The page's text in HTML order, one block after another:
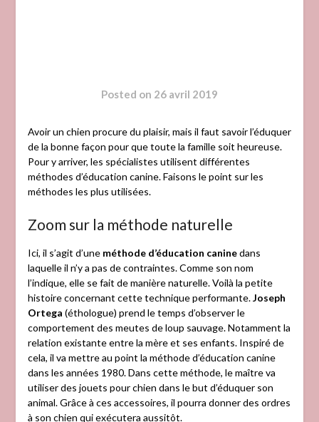
Posted on 26 avril 2019
Avoir un chien procure du plaisir, mais il faut savoir l’éduquer
de la bonne façon pour que toute la famille soit heureuse.
Pour y arriver, les spécialistes utilisent différentes
méthodes d’éducation canine. Faisons le point sur les
méthodes les plus utilisées.
Zoom sur la méthode naturelle
Ici, il s’agit d’une méthode d’éducation caninedans
laquelle il n’y a pas de contraintes. Comme son nom
l’indique, elle se fait de manière naturelle. Voilà la petite
histoire concernant cette technique performante.Joseph
Ortega (éthologue) prend le temps d’observer le
comportement des meutes de loup sauvage. Notamment la
relation existante entre la mère et ses enfants. Inspiré de
cela, il va mettre au point la méthode d’éducation canine
dans les années 1980. Dans cette méthode, le maître va
utiliser des jouets pour chien dans le but d’éduquer son
animal. Grâce à ces accessoires, il pourra donner des ordres
à son chien qui exécutera aussitôt.